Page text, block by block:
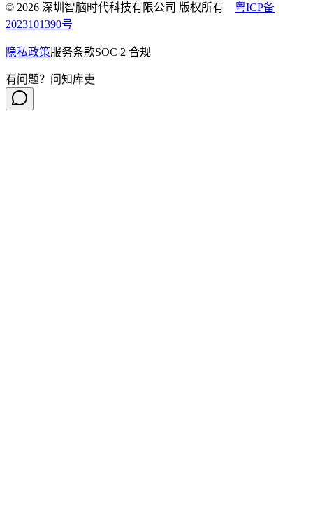
© 2026 深圳智脑时代科技有限公司 版权所有 粤ICP备
2023101390号
隐私政策服务条款SOC 2 合规
有问题？问知库吏